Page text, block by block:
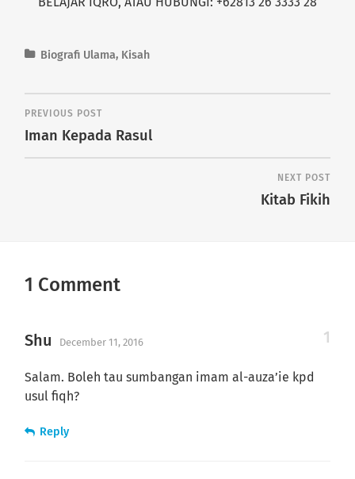
Biografi Ulama, Kisah
PREVIOUS POST
Iman Kepada Rasul
NEXT POST
Kitab Fikih
1 Comment
Shu December 11, 2016
Salam. Boleh tau sumbangan imam al-auza’ie kpd
usul fiqh?
Reply